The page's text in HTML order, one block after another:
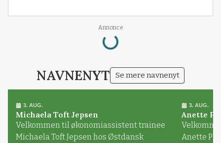
Annonce
Loading...
NAVNENYT Se mere navnenyt
3. AUG.
Michaela Toft Jepsen
Velkommen til økonomiassistent trainee
Michaela Toft Jepsen hos Østdansk
3. AUG.
Anette
Anette